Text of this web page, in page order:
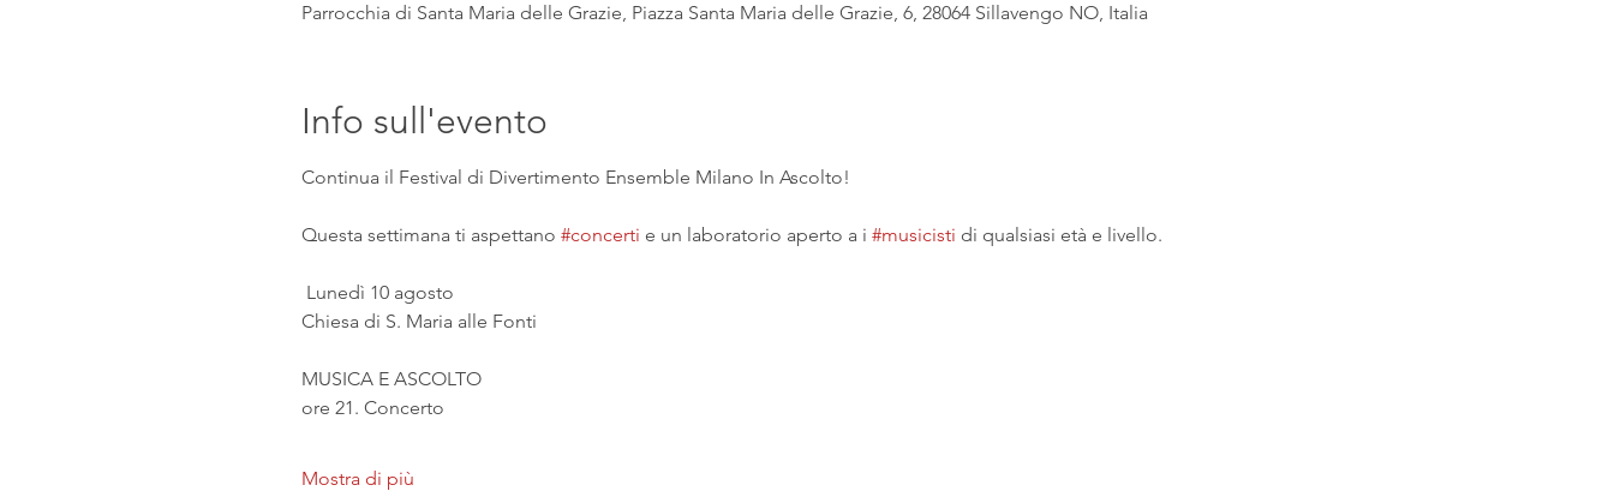
Parrocchia di Santa Maria delle Grazie, Piazza Santa Maria delle Grazie, 6, 28064 Sillavengo NO, Italia
Info sull'evento
Continua il Festival di Divertimento Ensemble Milano In Ascolto!
Questa settimana ti aspettano #concerti e un laboratorio aperto a i #musicisti di qualsiasi età e livello.
Lunedì 10 agosto
Chiesa di S. Maria alle Fonti
MUSICA E ASCOLTO
ore 21. Concerto
Mostra di più